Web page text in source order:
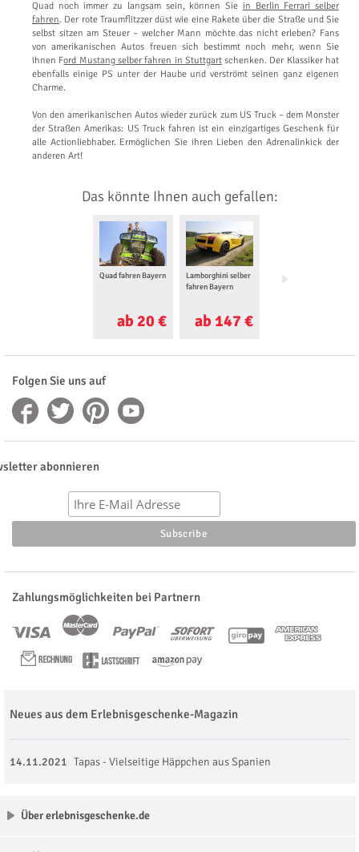
Quad noch immer zu langsam sein, können Sie in Berlin Ferrari selber
fahren. Der rote Traumflitzzer düst wie eine Rakete über die Straße und Sie
selbst sitzen am Steuer – welcher Mann möchte das nicht erleben? Fans
von amerikanischen Autos freuen sich bestimmt noch mehr, wenn Sie
ihnen Ford Mustang selber fahren in Stuttgartschenken. Der Klassiker hat
ebenfalls einige PS unter der Haube und verströmt seinen ganz eigenen
Charme.
Von den amerikanischen Autos wieder zurück zum US Truck – dem Monster
der Straßen Amerikas: US Truck fahren ist ein einzigartiges Geschenk für
alle Actionliebhaber. Ermöglichen Sie ihren Lieben den Adrenalinkick der
anderen Art!
Das könnte Ihnen auch gefallen:
Quad fahren Bayern
ab 20 €
Lamborghini selber
fahren Bayern
ab 147 €
Oldtimer fahren
Folgen Sie uns auf
abonnieren
Zahlungsmöglichkeiten bei Partnern
Neues aus dem Erlebnisgeschenke-Magazin
14.11.2021 Tapas - Vielseitige Häppchen aus Spanien
Über erlebnisgeschenke.de